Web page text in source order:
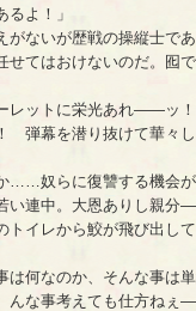
よ！」
ないが歴戦の操縦士で
せてはおけないのだ。囮
レットに栄光あれ――ッ！
弾幕を潜り抜けて華々
……奴らに復讐する機会が
い連中。大恩ありし親分
トイレから鮫が飛び出し
何なのか、そんな事は単
んな事考えても仕方ね